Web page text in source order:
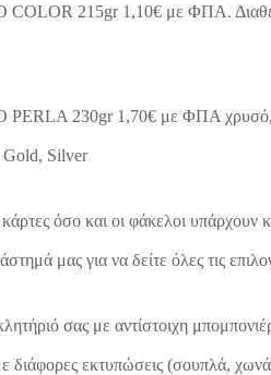
COLOR 215gr 1,10€ με ΦΠΑ.
PERLA 230gr 1,70€ με ΦΠΑ
Gold, Silver
όσο και οι φάκελοι υπάρχουν
μας για να δείτε όλες τις
σας με αντίστοιχη
διάφορες εκτυπώσεις (σουπλά,